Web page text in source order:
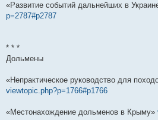
«Развитие событий дальнейших в
p=2787#p2787
* * *
Дольмены
«Непрактическое руководство для
viewtopic.php?p=1766#p1766
«Местонахождение дольменов в Крыму»